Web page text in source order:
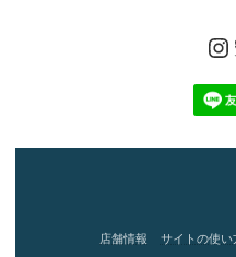
店舗情報 サイトの使い